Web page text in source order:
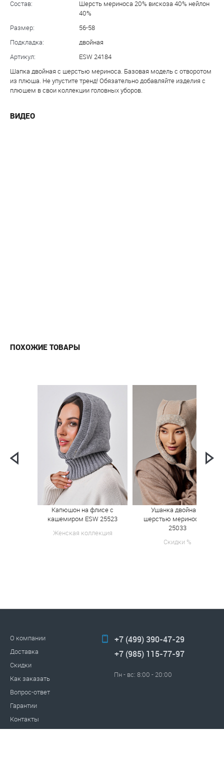
Состав:
Шерсть мериноса 20% вискоза 40% нейлон
40%
Размер:
56-58
Подкладка:
двойная
Артикул:
ESW 24184
Шапка двойная с шерстью мериноса. Базовая модель с отворотом
из плюша. Не упустите тренд! Обязательно добавляйте изделия с
плюшем в свои коллекции головных уборов.
ВИДЕО
ПОХОЖИЕ ТОВАРЫ
Капюшон на флисе с
кашемиром ESW 25523
Женская коллекция
Ушанка двойная с
шерстью мериноса PR
25033
Скидки %
О компании
Доставка
Скидки
Как заказать
Вопрос-ответ
Гарантии
Контакты
+7 (499) 390-47-29
+7 (985) 115-77-97
Пн - вс: 8:00 - 20:00